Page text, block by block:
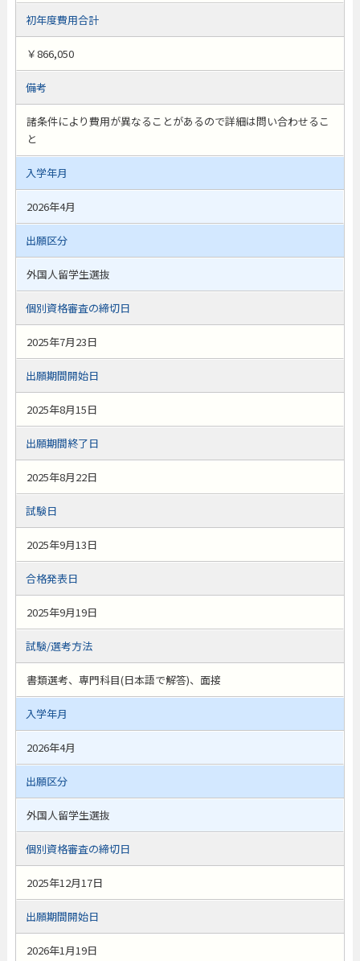
初年度費用合計
￥866,050
備考
諸条件により費用が異なることがあるので詳細は問い合わせるこ
と
入学年月
2026年4月
出願区分
外国人留学生選抜
個別資格審査の締切日
2025年7月23日
出願期間開始日
2025年8月15日
出願期間終了日
2025年8月22日
試験日
2025年9月13日
合格発表日
2025年9月19日
試験/選考方法
書類選考、専門科目(日本語で解答)、面接
入学年月
2026年4月
出願区分
外国人留学生選抜
個別資格審査の締切日
2025年12月17日
出願期間開始日
2026年1月19日